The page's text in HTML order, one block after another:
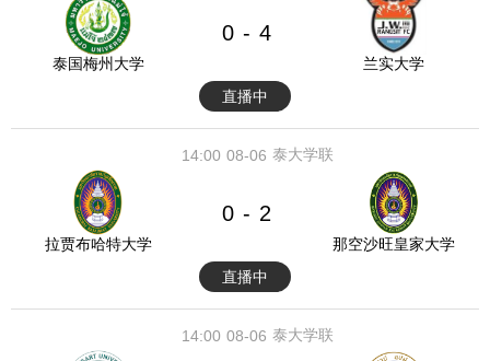
泰国梅州大学
0 - 4
兰实大学
直播中
08-06
14:00 泰大学联
拉贾布哈特大学
0 - 2
那空沙旺皇家大学
直播中
08-06
14:00 泰大学联